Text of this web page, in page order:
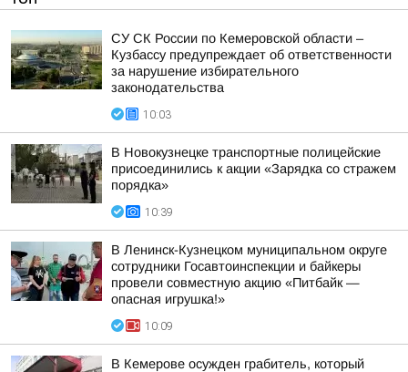
СУ СК России по Кемеровской области –
Кузбассу предупреждает об ответственности
за нарушение избирательного
законодательства
10:03
В Новокузнецке транспортные полицейские
присоединились к акции «Зарядка со стражем
порядка»
10:39
В Ленинск-Кузнецком муниципальном округе
сотрудники Госавтоинспекции и байкеры
провели совместную акцию «Питбайк —
опасная игрушка!»
10:09
В Кемерове осужден грабитель, который